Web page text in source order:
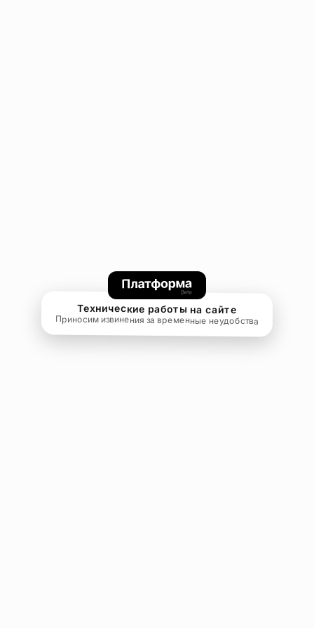
Технические работы на сайте
Приносим извинения за временные неудобства